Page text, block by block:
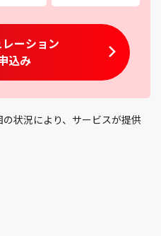
ーション
込み
状況により、サービスが提供